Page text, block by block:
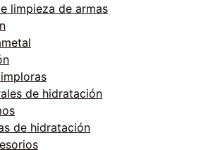
limpieza de armas
de hidratación
de hidratación